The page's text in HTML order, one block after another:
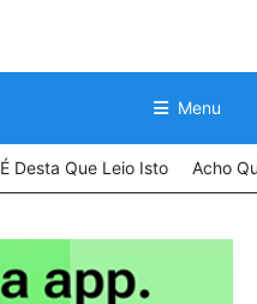
Menu
É Desta Que Leio Isto Acho